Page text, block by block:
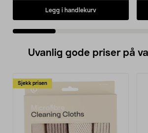
Legg i handlekurv
Uvanlig gode priser på
Sjekk prisen